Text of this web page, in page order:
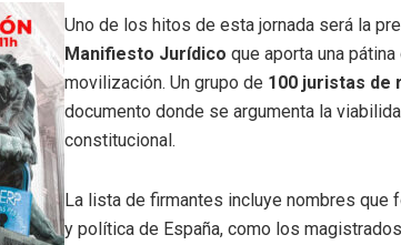
Uno de los hitos de esta jornada será la
Manifiesto Jurídico que aporta una
movilización. Un grupo de 100 juristas de
documento donde se argumenta la
constitucional.
La lista de firmantes incluye nombres que
y política de España, como los